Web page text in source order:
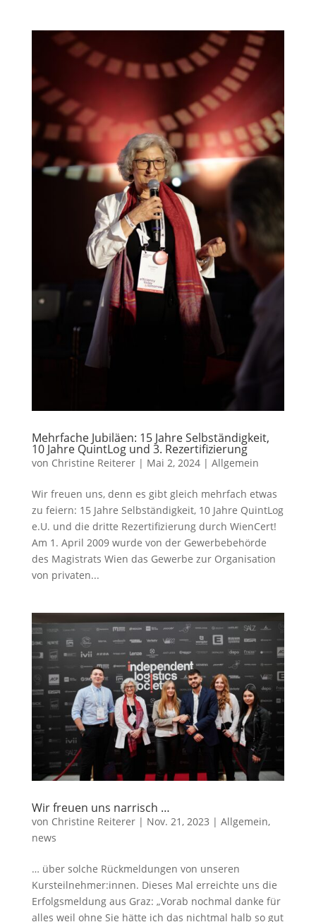
Mehrfache Jubiläen: 15 Jahre Selbständigkeit,
10 Jahre QuintLog und 3. Rezertifizierung
von Christine Reiterer| Mai 2, 2024| Allgemein
Wir freuen uns, denn es gibt gleich mehrfach etwas
zu feiern: 15 Jahre Selbständigkeit, 10 Jahre QuintLog
e.U. und die dritte Rezertifizierung durch WienCert!
Am 1. April 2009 wurde von der Gewerbebehörde
des Magistrats Wien das Gewerbe zur Organisation
von privaten...
Wir freuen uns narrisch …
von Christine Reiterer| Nov. 21, 2023 | Allgemein,
news
… über solche Rückmeldungen von unseren
Kursteilnehmer:innen. Dieses Mal erreichte uns die
Erfolgsmeldung aus Graz: „Vorab nochmal danke für
alles weil ohne Sie hätte ich das nichtmal halb so gut